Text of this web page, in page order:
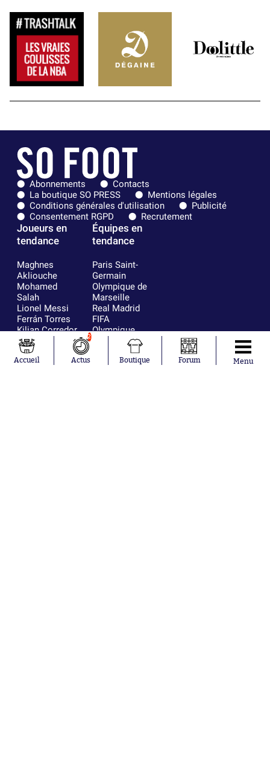
Abonnements
Contacts
La boutique SO PRESS
Mentions légales
Conditions générales d'utilisation
Publicité
Consentement RGPD
Recrutement
Joueurs en
tendance
Maghnes
Akliouche
Mohamed
Salah
Lionel Messi
Ferrán Torres
Kilian Corredor
Franco
Mastantuono
Orel Mangala
Équipes en
tendance
Paris Saint-
Germain
Olympique de
Marseille
Real Madrid
FIFA
Olympique
AS Monaco
FC Barcelone
Accueil
2
Actus Boutique Forum Menu